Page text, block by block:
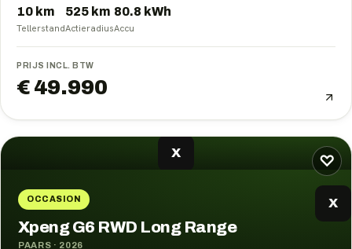
10 km
Tellerstand
525 km
Actieradius
80.8 kWh
Accu
PRIJS INCL. BTW
€ 49.990
♡
X
OCCASION X
Xpeng G6 RWD Long Range
PAARS · 2026